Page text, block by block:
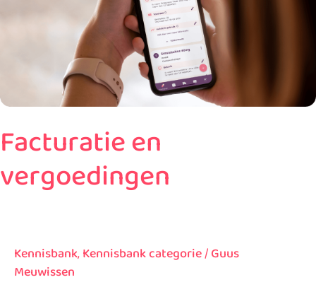
Facturatie en
vergoedingen
Kennisbank,Kennisbank categorie/Guus
Meuwissen